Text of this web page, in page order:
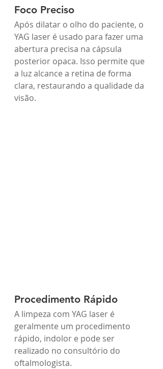
Foco Preciso
Após dilatar o olho do paciente, o
YAG laser é usado para fazer uma
abertura precisa na cápsula
posterior opaca. Isso permite que
a luz alcance a retina de forma
clara, restaurando a qualidade da
visão.
Procedimento Rápido
A limpeza com YAG laser é
geralmente um procedimento
rápido, indolor e pode ser
realizado no consultório do
oftalmologista.